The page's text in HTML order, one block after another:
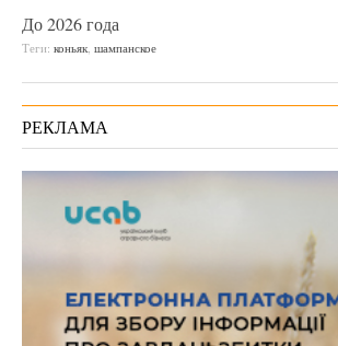
До 2026 года
Теги: коньяк шампанское
РЕКЛАМА